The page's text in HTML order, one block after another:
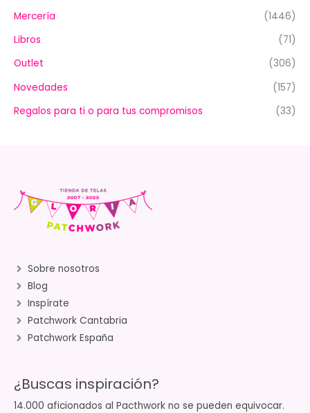
Mercería
(1446)
Libros
(71)
Outlet
(306)
Novedades
(157)
Regalos para ti o para tus compromisos
(33)
Sobre nosotros
Blog
Inspírate
Patchwork Cantabria
Patchwork España
¿Buscas inspiración?
14.000 aficionados al Pacthwork no se pueden equivocar.